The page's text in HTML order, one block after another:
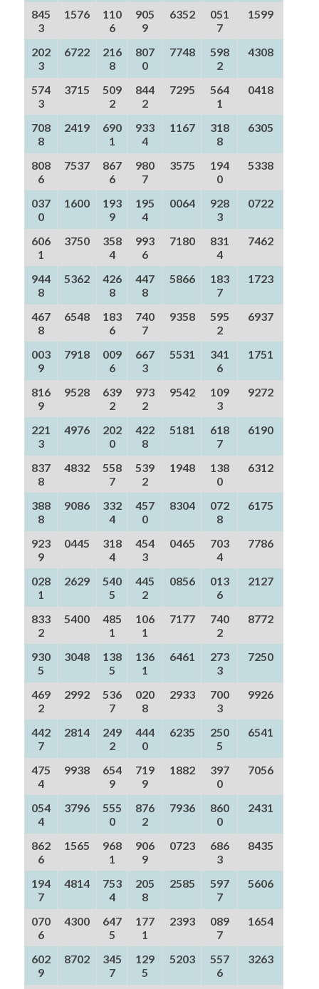
845
3
1576
110
6
905
9
6352
051
7
1599
202
3
6722
216
8
807
0
7748
598
2
4308
574
3
3715
509
2
844
2
7295
564
1
0418
708
8
2419
690
1
933
4
1167
318
8
6305
808
6
7537
867
6
980
7
3575
194
0
5338
037
0
1600
193
9
195
4
0064
928
3
0722
606
1
3750
358
4
993
6
7180
831
4
7462
944
8
5362
426
8
447
8
5866
183
7
1723
467
8
6548
183
6
740
7
9358
595
2
6937
003
9
7918
009
6
667
3
5531
341
6
1751
816
9
9528
639
2
973
2
9542
109
3
9272
221
3
4976
202
0
422
8
5181
618
7
6190
837
8
4832
558
7
539
2
1948
138
0
6312
388
8
9086
332
4
457
0
8304
072
8
6175
923
9
0445
318
4
454
3
0465
703
4
7786
028
1
2629
540
5
445
2
0856
013
6
2127
833
2
5400
485
1
106
1
7177
740
2
8772
930
5
3048
138
5
136
1
6461
273
3
7250
469
2
2992
536
7
020
8
2933
700
3
9926
442
7
2814
249
2
444
0
6235
250
5
6541
475
4
9938
654
9
719
9
1882
397
0
7056
054
4
3796
555
0
876
2
7936
860
0
2431
862
6
1565
968
1
906
9
0723
686
3
8435
194
7
4814
753
4
205
8
2585
597
7
5606
070
6
4300
647
5
177
1
2393
089
7
1654
602
9
8702
345
7
129
5
5203
557
6
3263